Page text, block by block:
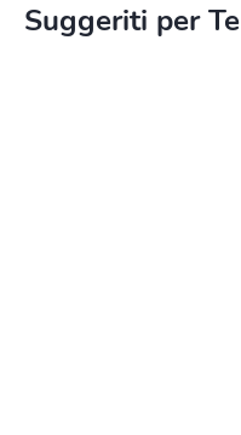
Suggeriti per Te